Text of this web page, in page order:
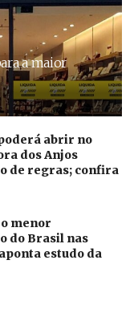
a maior
abrir no
dos Anjos
de regras; confira
menor
do Brasil nas
estudo da